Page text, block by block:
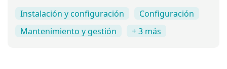
Instalación y configuración
Configuración
Mantenimiento y gestión
+ 3 más